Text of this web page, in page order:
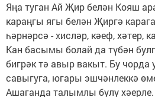
Яңа туган Ай Җир белән Кояш
караңгы ягы белән Җиргә
һәрнәрсә - хисләр, кәеф, хәтер,
Кан басымы болай да түбән
бигрәк тә авыр вакыт. Бу чорда
савыгуга, югары эшчәнлеккә
Ашаганда талымлы булу